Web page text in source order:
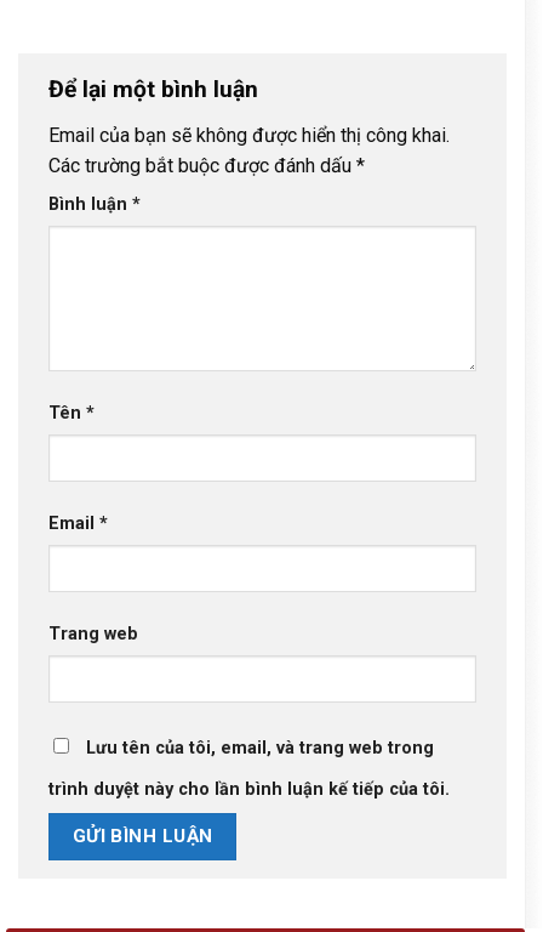
Để lại một bình luận
Email của bạn sẽ không được hiển thị công khai.
Các trường bắt buộc được đánh dấu *
Bình luận *
Tên *
Email *
Trang web
Lưu tên của tôi, email, và trang web trong
trình duyệt này cho lần bình luận kế tiếp của tôi.